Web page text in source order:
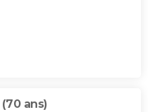
(70 ans)